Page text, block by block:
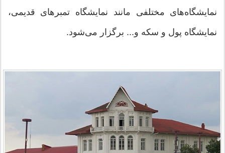
نمایشگاه‌های مختلفی مانند نمایشگاه تمبرهای قدیمی،
نمایشگاه پول و سکه و... برگزار می‌شود.